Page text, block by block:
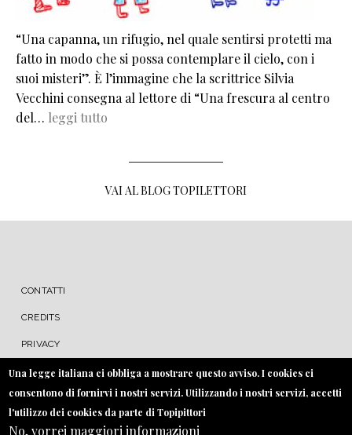
“Una capanna, un rifugio, nel quale sentirsi protetti ma
fatto in modo che si possa contemplare il cielo, con i
suoi misteri”. È l’immagine che la scrittrice Silvia
Vecchini consegna al lettore di “Una frescura al centro
del… leggi tutto
VAI AL BLOG TOPILETTORI
MENU FOOTER
CONTATTI
CREDITS
PRIVACY
COOKIE
Una legge italiana ci obbliga a mostrare questo avviso. I cookies ci
consentono di fornirvi i nostri servizi. Utilizzando i nostri servizi, accetti
l'utilizzo dei cookies da parte di Topipittori
No, vorrei maggiori informazioni